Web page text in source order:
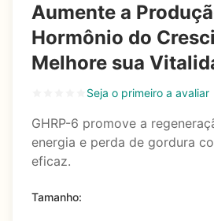
Aumente a
Hormônio do
Melhore sua
Seja o primeiro a avaliar
GHRP-6 promove a
energia e perda de gordura
eficaz.
Tamanho: